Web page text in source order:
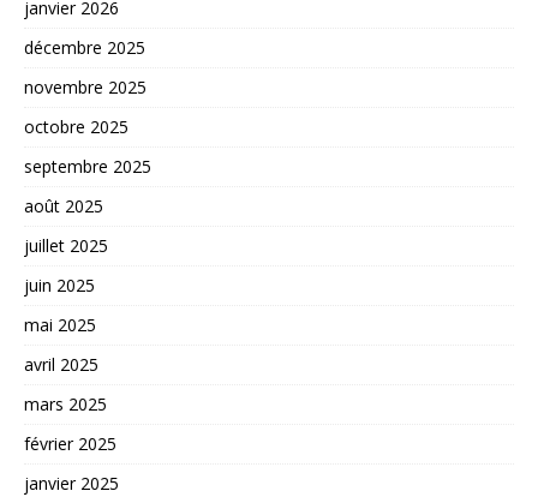
janvier 2026
décembre 2025
novembre 2025
octobre 2025
septembre 2025
août 2025
juillet 2025
juin 2025
mai 2025
avril 2025
mars 2025
février 2025
janvier 2025